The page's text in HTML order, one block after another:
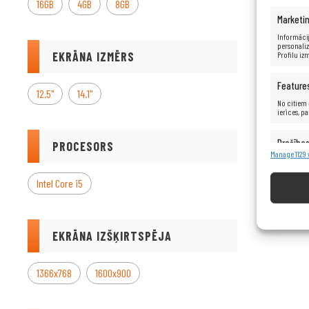
Profilu
No citiem
ierīces,
Manage
16GB 4GB 8GB
EKRĀNA IZMĒRS
12.5" 14.1"
PROCESORS
Intel Core i5
EKRĀNA IZŠĶIRTSPĒJA
1366x768 1600x900